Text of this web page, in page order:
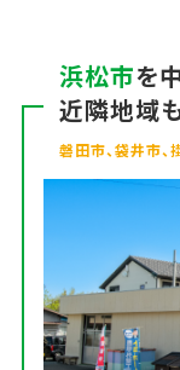
浜松市を
近隣地域
磐田市、袋井市